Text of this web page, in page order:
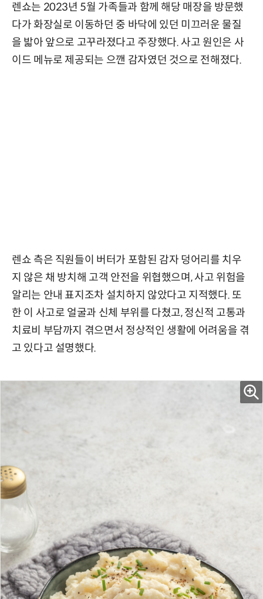
렌쇼는 2023년 5월 가족들과 함께 해당 매장을 방문했
다가 화장실로 이동하던 중 바닥에 있던 미끄러운 물질
을 밟아 앞으로 고꾸라졌다고 주장했다. 사고 원인은 사
이드 메뉴로 제공되는 으깬 감자였던 것으로 전해졌다.
렌쇼 측은 직원들이 버터가 포함된 감자 덩어리를 치우
지 않은 채 방치해 고객 안전을 위협했으며, 사고 위험을
알리는 안내 표지조차 설치하지 않았다고 지적했다. 또
한 이 사고로 얼굴과 신체 부위를 다쳤고, 정신적 고통과
치료비 부담까지 겪으면서 정상적인 생활에 어려움을 겪
고 있다고 설명했다.